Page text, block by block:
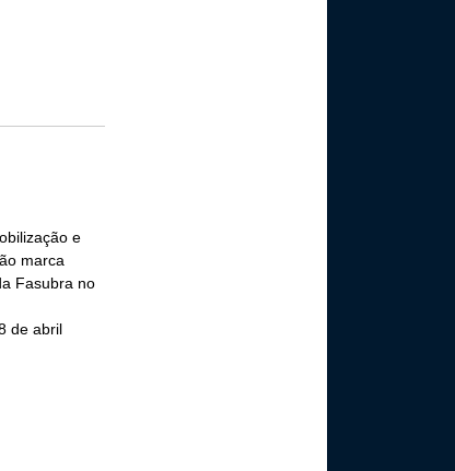
e
marca
Fasubra no
de abril